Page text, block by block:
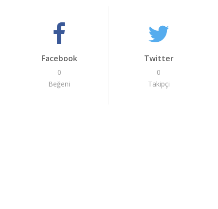
Facebook
0
Beğeni
Twitter
0
Takipçi